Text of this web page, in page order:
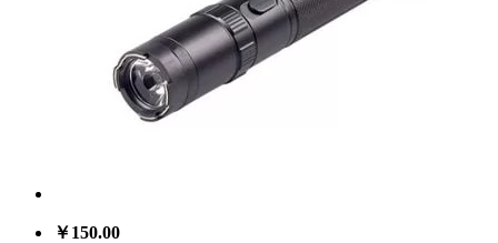
￥150.00